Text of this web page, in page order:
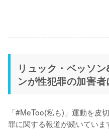
リュック・ベッソ
ンが性犯罪の加害者
「#MeToo(私も)」運動を皮
罪に関する報道が続いていま